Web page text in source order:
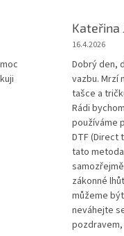
Kateřina
16.4.2026
Dobrý den,
vazbu. Mrzí
tašce a
Rádi
používáme
DTF (Direct
tato
zákonné
můžeme
neváhejte